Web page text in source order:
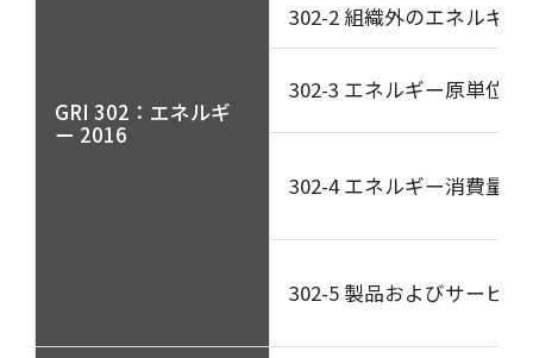
GRI 302：エネルギ
ー 2016
302-2 組織外のエネルギー
302-3 エネルギー原単位
302-4 エネルギー消費量の
302-5 製品およびサービ